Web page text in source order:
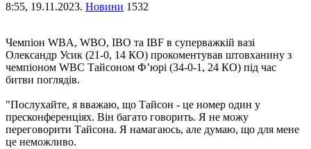
8:55, 19.11.2023. Новини 1532
Чемпіон WBA, WBO, IBO та IBF в суперважкій вазі
Олександр Усик (21-0, 14 КО) прокоментував штовханину з
чемпіоном WBC Тайсоном Ф’юрі (34-0-1, 24 КО) під час
битви поглядів.
"Послухайте, я вважаю, що Тайсон - це номер один у
пресконференціях. Він багато говорить. Я не можу
переговорити Тайсона. Я намагаюсь, але думаю, що для мене
це неможливо.